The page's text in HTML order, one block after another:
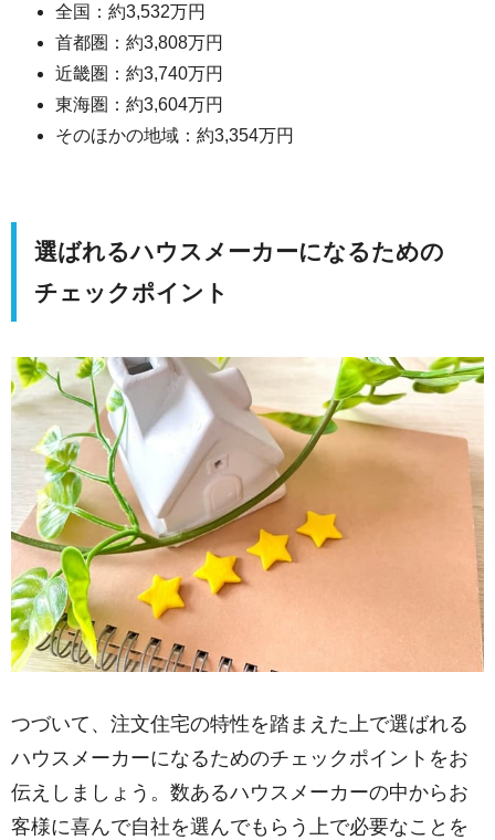
全国：約3,532万円
首都圏：約3,808万円
近畿圏：約3,740万円
東海圏：約3,604万円
そのほかの地域：約3,354万円
選ばれるハウスメーカーになるための
チェックポイント
つづいて、注文住宅の特性を踏まえた上で選ばれる
ハウスメーカーになるためのチェックポイントをお
伝えしましょう。数あるハウスメーカーの中からお
客様に喜んで自社を選んでもらう上で必要なことを